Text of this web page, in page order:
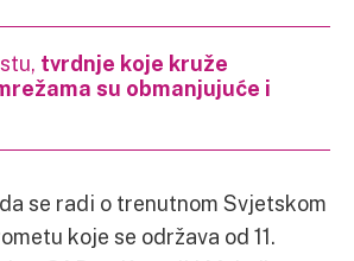
tvrdnje koje kruže
su obmanjujuće i
se radi o trenutnom Svjetskom
koje se održava od 11.